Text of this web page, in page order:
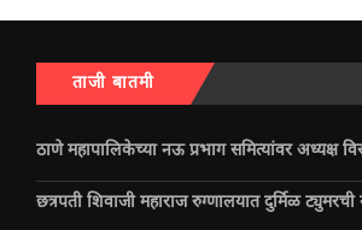
ताजी बातमी
ठाणे महापालिकेच्या नऊ प्रभाग समित्यांवर अध्यक्ष
छत्रपती शिवाजी महाराज रुग्णालयात दुर्मिळ ट्युमरची